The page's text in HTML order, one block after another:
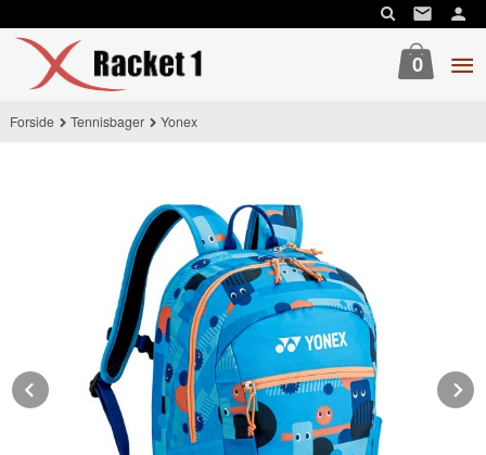
til
innholdet
0
Forside Tennisbager Yonex
Prev